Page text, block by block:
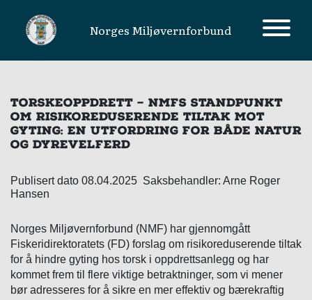
MAIN NAVIGATIONNorges Miljøvernforbund
TORSKEOPPDRETT – NMFS STANDPUNKT
OM RISIKOREDUSERENDE TILTAK MOT
GYTING: EN UTFORDRING FOR BÅDE NATUR
OG DYREVELFERD
Publisert dato 08.04.2025 Saksbehandler: Arne Roger
Hansen
Norges Miljøvernforbund (NMF) har gjennomgått
Fiskeridirektoratets (FD) forslag om risikoreduserende tiltak
for å hindre gyting hos torsk i oppdrettsanlegg og har
kommet frem til flere viktige betraktninger, som vi mener
bør adresseres for å sikre en mer effektiv og bærekraftig